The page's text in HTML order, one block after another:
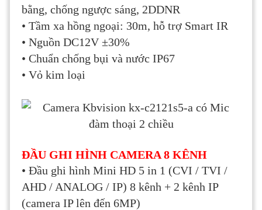
bằng, chống ngược sáng, 2DDNR
• Tầm xa hồng ngoại: 30m, hỗ trợ Smart IR
• Nguồn DC12V ±30%
• Chuẩn chống bụi và nước IP67
• Vỏ kim loại
ĐẦU GHI HÌNH CAMERA 8 KÊNH
• Đầu ghi hình Mini HD 5 in 1 (CVI / TVI /
AHD / ANALOG / IP) 8 kênh + 2 kênh IP
(camera IP lên đến 6MP)